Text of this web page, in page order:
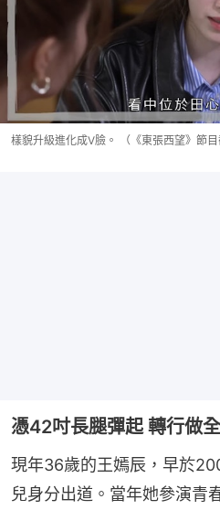
樣貌升級進化成V臉。 （《東張西望》節目
憑42吋長腿彈起 轉行做
現年36歲的王嫣辰，早於
兒身分出道。當年她參演青